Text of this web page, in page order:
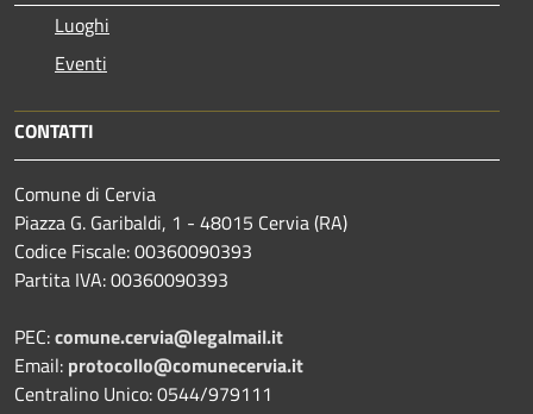
Luoghi
Eventi
CONTATTI
Comune di Cervia
Piazza G. Garibaldi, 1 - 48015 Cervia (RA)
Codice Fiscale: 00360090393
Partita IVA: 00360090393
PEC:comune.cervia@legalmail.it
Email: protocollo@comunecervia.it
Centralino Unico: 0544/979111